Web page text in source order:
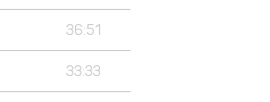
36:51
33:33